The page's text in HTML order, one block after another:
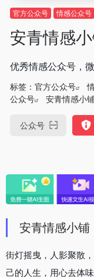
官方公众号 情感公众号
安青情感
优秀情感公众号，
标签： 官方公众号
公众号
安青情感小
公众号
安青情感小铺
街灯摇曳，人影聚散
己的人生，用心去体味